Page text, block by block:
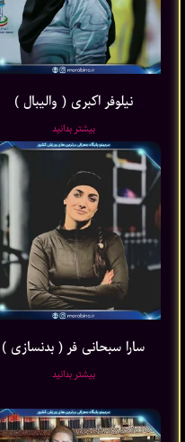
نیلوفر اکبری ( والیبال )
بیشتر بدانید
سارا سبحانی فر ( بدنسازی )
بیشتر بدانید